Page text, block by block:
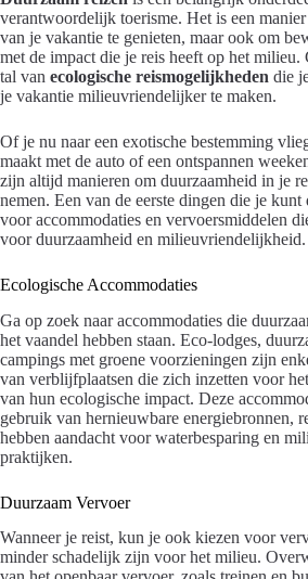
verantwoordelijk toerisme. Het is een
van je vakantie te genieten, maar ook om
met de impact die je reis heeft op het
tal van ecologische reismogelijkheden die
je vakantie milieuvriendelijker te maken.
Of je nu naar een exotische bestemming
maakt met de auto of een ontspannen
zijn altijd manieren om duurzaamheid in je
nemen. Een van de eerste dingen die je kunt
voor accommodaties en vervoersmiddelen
voor duurzaamheid en milieuvriendelijkheid.
Ecologische Accommodaties
Ga op zoek naar accommodaties die
het vaandel hebben staan. Eco-lodges,
campings met groene voorzieningen zijn
van verblijfplaatsen die zich inzetten voor
van hun ecologische impact. Deze
gebruik van hernieuwbare energiebronnen,
hebben aandacht voor waterbesparing en
praktijken.
Duurzaam Vervoer
Wanneer je reist, kun je ook kiezen voor
minder schadelijk zijn voor het milieu.